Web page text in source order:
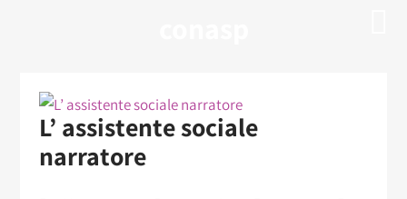
L’ assistente sociale
narratore